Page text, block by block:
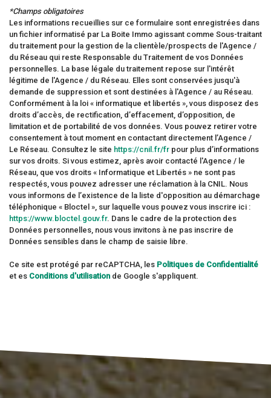
*Champs obligatoires
Les informations recueillies sur ce formulaire sont enregistrées dans
un fichier informatisé par La Boite Immo agissant comme Sous-traitant
du traitement pour la gestion de la clientèle/prospects de l'Agence /
du Réseau qui reste Responsable du Traitement de vos Données
personnelles. La base légale du traitement repose sur l'intérêt
légitime de l'Agence / du Réseau. Elles sont conservées jusqu'à
demande de suppression et sont destinées à l'Agence / au Réseau.
Conformément à la loi « informatique et libertés », vous disposez des
droits d’accès, de rectification, d’effacement, d’opposition, de
limitation et de portabilité de vos données. Vous pouvez retirer votre
consentement à tout moment en contactant directement l’Agence /
Le Réseau. Consultez le site https://cnil.fr/fr pour plus d’informations
sur vos droits. Si vous estimez, après avoir contacté l'Agence / le
Réseau, que vos droits « Informatique et Libertés » ne sont pas
respectés, vous pouvez adresser une réclamation à la CNIL. Nous
vous informons de l’existence de la liste d'opposition au démarchage
téléphonique « Bloctel », sur laquelle vous pouvez vous inscrire ici :
https://www.bloctel.gouv.fr. Dans le cadre de la protection des
Données personnelles, nous vous invitons à ne pas inscrire de
Données sensibles dans le champ de saisie libre.
Ce site est protégé par reCAPTCHA, les Politiques de Confidentialité
et es Conditions d'utilisation de Google s'appliquent.